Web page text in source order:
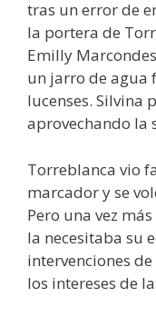
tras un error de
la portera de
Emilly
un jarro de agua
lucenses. Silvina
aprovechando la
Torreblanca vio
marcador y se
Pero una vez
la necesitaba su
intervenciones
los intereses de